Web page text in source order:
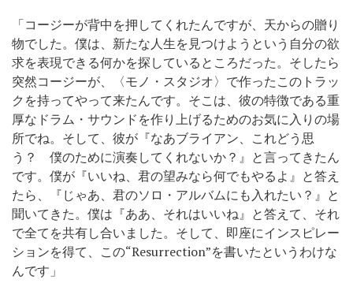
「コージーが背中を押してくれたんですが、天からの贈り
物でした。僕は、新たな人生を見つけようという自分の欲
求を表現できる何かを探しているところだった。そしたら
突然コージーが、〈モノ・スタジオ〉で作ったこのトラッ
クを持ってやって来たんです。そこは、彼の特徴である重
厚なドラム・サウンドを作り上げるためのお気に入りの場
所でね。そして、彼が『なあブライアン、これどう思
う？ 僕のために演奏してくれないか？』と言ってきたん
です。僕が『いいね、君の望みなら何でもやるよ』と答え
たら、『じゃあ、君のソロ・アルバムにも入れたい？』と
聞いてきた。僕は『ああ、それはいいね』と答えて、それ
で全てを共有し合いました。そして、即座にインスピレー
ションを得て、この“Resurrection”を書いたというわけな
んです」